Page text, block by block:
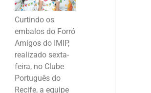
Curtindo os
embalos do Forró
Amigos do IMIP,
realizado sexta-
feira, no Clube
Português do
Recife, a equipe